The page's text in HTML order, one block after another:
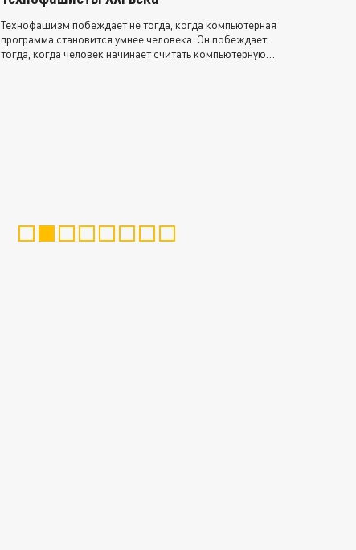
Технофашизм побеждает не тогда, когда компьютерная
программа становится умнее человека. Он побеждает
тогда, когда человек начинает считать компьютерную